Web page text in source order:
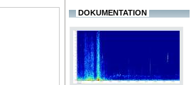
DOKUMENTATION